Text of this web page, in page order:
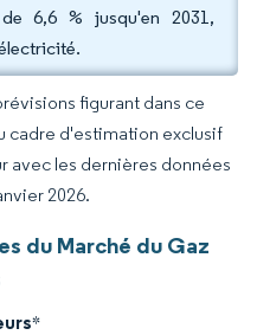
6,6 % jusqu'en 2031,
figurant dans ce
cadre d'estimation exclusif
avec les dernières données
2026.
du Marché du Gaz
*